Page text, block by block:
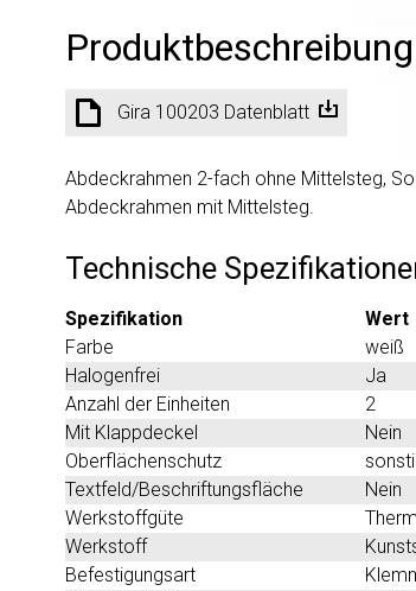
Produktbeschreibung
Gira 100203 Datenblatt
Abdeckrahmen 2-fach ohne Mittelsteg,
Abdeckrahmen mit Mittelsteg.
Technische
Spezifikation
Wert
Farbe
weiß
Halogenfrei
Ja
Anzahl der Einheiten
2
Mit Klappdeckel
Nein
Oberflächenschutz
Textfeld/Beschriftungsfläche
Nein
Werkstoffgüte
Werkstoff
Befestigungsart